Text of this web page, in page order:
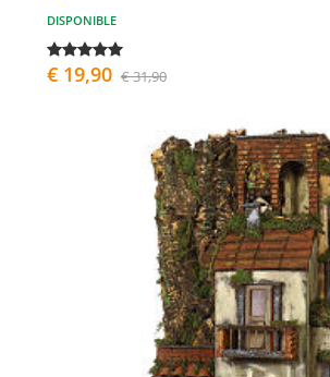
DISPONIBLE
€ 19,90 € 31,90